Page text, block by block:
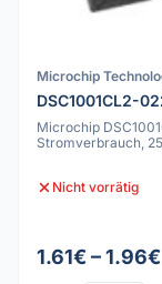
Microchip
DSC1001CL2-
Microchip
Stromverbrauch,
Nicht vorrätig
1.61€ – 1.96€